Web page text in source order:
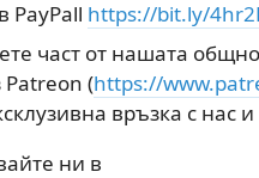
PayPall https://bit.ly/
част от нашата
Patreon (https://
връзка с
ни в